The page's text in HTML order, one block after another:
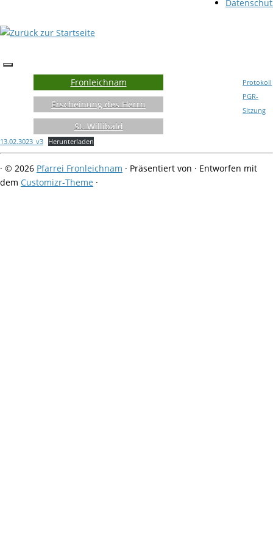
Fronleichnam
Erscheinung des Herrn
St. Willibald
Protokoll
PGR-
Sitzung
13.02.3023_v3 Herunterladen
· © 2026 Pfarrei Fronleichnam · Präsentiert von · Entworfen mit
dem Customizr-Theme ·